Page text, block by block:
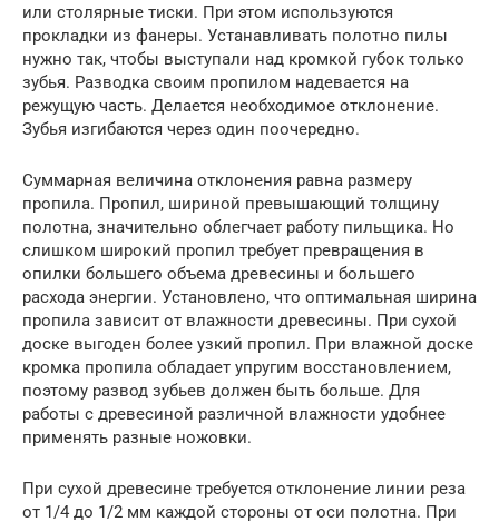
или столярные тиски. При этом используются
прокладки из фанеры. Устанавливать полотно пилы
нужно так, чтобы выступали над кромкой губок только
зубья. Разводка своим пропилом надевается на
режущую часть. Делается необходимое отклонение.
Зубья изгибаются через один поочередно.
Суммарная величина отклонения равна размеру
пропила. Пропил, шириной превышающий толщину
полотна, значительно облегчает работу пильщика. Но
слишком широкий пропил требует превращения в
опилки большего объема древесины и большего
расхода энергии. Установлено, что оптимальная ширина
пропила зависит от влажности древесины. При сухой
доске выгоден более узкий пропил. При влажной доске
кромка пропила обладает упругим восстановлением,
поэтому развод зубьев должен быть больше. Для
работы с древесиной различной влажности удобнее
применять разные ножовки.
При сухой древесине требуется отклонение линии реза
от 1/4 до 1/2 мм каждой стороны от оси полотна. При